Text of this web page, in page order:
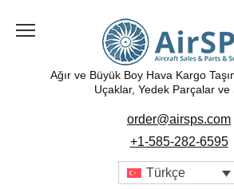
Ağır ve Büyük Boy Hava Kargo
Uçaklar, Yedek Parçalar ve
order@airsps.com
+1-585-282-6595
Türkçe